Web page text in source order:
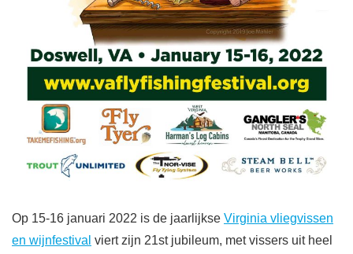
Op 15-16 januari 2022 is de jaarlijkse Virginia vliegvissen
en wijnfestival viert zijn 21stjubileum, met vissers uit heel